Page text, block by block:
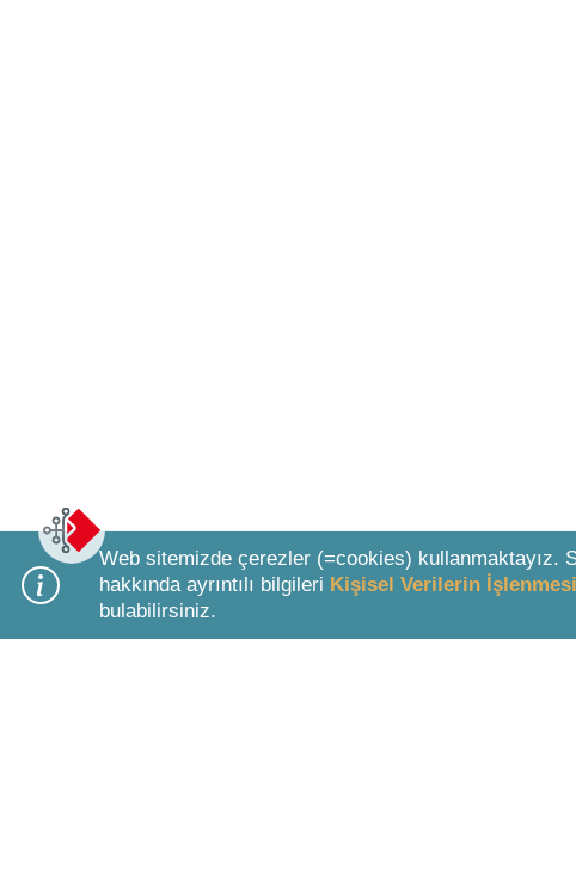
Bottom Search Toolbar Highlight Text
Web sitemizde çerezler (=cookies) kullanmaktayız.
hakkında ayrıntılı bilgileri Kişisel Verilerin
bulabilirsiniz.